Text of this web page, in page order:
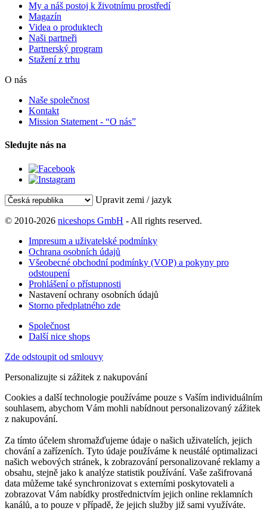
My a náš postoj k životnímu prostředí
Magazín
Videa o produktech
Naši partneři
Partnerský program
Stažení z trhu
O nás
Naše společnost
Kontakt
Mission Statement - “O nás”
Sledujte nás na
Upravit zemi / jazyk
© 2010-2026 niceshops GmbH - All rights reserved.
Impresum a uživatelské podmínky
Ochrana osobních údajů
Všeobecné obchodní podmínky (VOP) a pokyny pro
odstoupení
Prohlášení o přístupnosti
Nastavení ochrany osobních údajů
Storno předplatného zde
Společnost
Další nice shops
Zde odstoupit od smlouvy
Personalizujte si zážitek z nakupování
Cookies a další technologie používáme pouze s Vaším individuálním
souhlasem, abychom Vám mohli nabídnout personalizovaný zážitek
z nakupování.
Za tímto účelem shromažďujeme údaje o našich uživatelích, jejich
chování a zařízeních. Tyto údaje používáme k neustálé optimalizaci
našich webových stránek, k zobrazování personalizované reklamy a
obsahu, stejně jako k analýze statistik používání. Vaše zašifrovaná
data můžeme také synchronizovat s externími poskytovateli a
zobrazovat Vám nabídky prostřednictvím jejich online reklamních
kanálů, a to pouze v případě, že jejich služby již sami využíváte.